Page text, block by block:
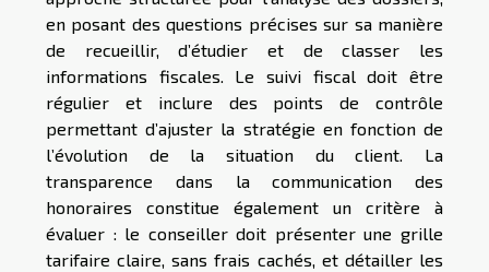
en posant des questions précises sur sa manière
de recueillir, d’étudier et de classer les
informations fiscales. Le suivi fiscal doit être
régulier et inclure des points de contrôle
permettant d’ajuster la stratégie en fonction de
l’évolution de la situation du client. La
transparence dans la communication des
honoraires constitue également un critère à
évaluer : le conseiller doit présenter une grille
tarifaire claire, sans frais cachés, et détailler les